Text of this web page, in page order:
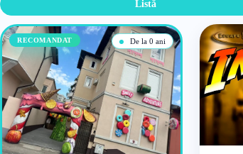
Listă
De la 0 ani
RECOMANDAT